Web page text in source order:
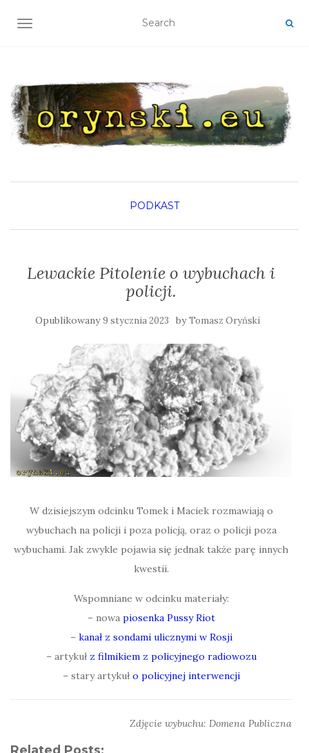
TOGGLE NAVIGATION
PODKAST
Lewackie Pitolenie o wybuchach i
policji.
Opublikowany9 stycznia 2023 byTomasz Oryński
W dzisiejszym odcinku Tomek i Maciek rozmawiają o
wybuchach na policji i poza policją, oraz o policji poza
wybuchami. Jak zwykle pojawia się jednak także parę innych
kwestii.
Wspomniane w odcinku materiały:
– nowa piosenka Pussy Riot
– kanał z sondami ulicznymi w Rosji
– artykuł z filmikiem z policyjnego radiowozu
– stary artykuło policyjnej interwencji
Zdjęcie wybuchu: Domena Publiczna
Related Posts: